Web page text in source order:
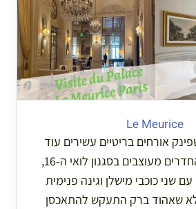
Le Meurice
אורחים בריטיים עשירים עוד
מהמאה ה-18. החדרים מעוצבים בסגנון לואי ה-16,
שני כוכבי מישלן וגינה פנימית
שאהוד ברק התעקש להתאכסן